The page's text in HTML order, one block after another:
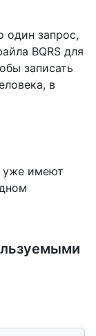
один запрос,
BQRS для
записать
в
уже имеют